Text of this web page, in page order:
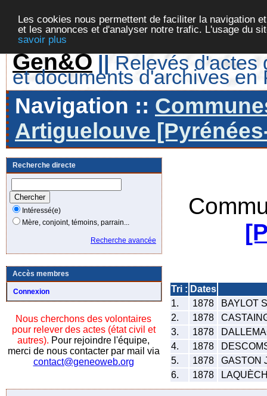
Les cookies nous permettent de faciliter la navigation
et les annonces et d'analyser notre trafic. L'usage du
savoir plus
Gen&O || Relevés d'actes
et documents d'archives en
Navigation ::
Artiguelouve
Recherche directe
Intéressé(e)
Mère, conjoint, témoins, parrain...
Recherche avancée
Accès membres
Connexion
Nous cherchons des volontaires
pour relever des actes (état civil et
autres). Pour rejoindre l'équipe,
merci de nous contacter par mail via
contact@geneoweb.org
Tri : Dates
1.
1878
BAYLOT
2.
1878
3.
1878
4.
1878
5.
1878
GASTON
6.
1878